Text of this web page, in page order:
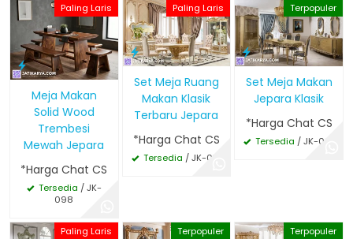
Paling Laris
Meja Makan
Solid Wood
Trembesi
Mewah Jepara
*Harga Chat CS
Tersedia / JK-
098
Paling Laris
Set Meja Ruang
Makan Klasik
Terbaru Jepara
*Harga Chat CS
Tersedia / JK-012
Terpopuler
Set Meja Makan
Jepara Klasik
*Harga Chat CS
Tersedia / JK-001
Paling Laris Terpopuler Terpopuler